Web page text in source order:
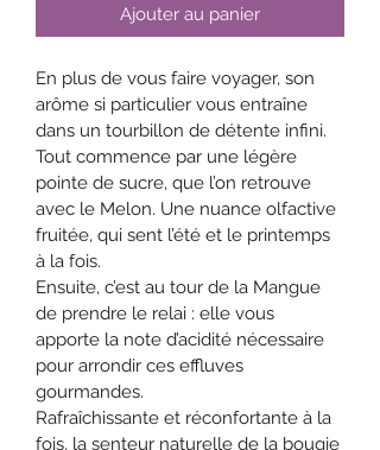
Ajouter au panier
En plus de vous faire voyager, son
arôme si particulier vous entraîne
dans un tourbillon de détente infini.
Tout commence par une légère
pointe de sucre, que l’on retrouve
avec le Melon. Une nuance olfactive
fruitée, qui sent l’été et le printemps
à la fois.
Ensuite, c’est au tour de la Mangue
de prendre le relai : elle vous
apporte la note d’acidité nécessaire
pour arrondir ces effluves
gourmandes.
Rafraîchissante et réconfortante à la
fois, la senteur naturelle de la bougie